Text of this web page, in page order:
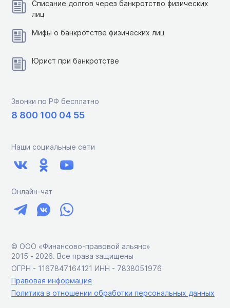
Списание долгов через банкротство физических
лиц
Мифы о банкротстве физических лиц
Юрист при банкротстве
Звонки по РФ бесплатно
8 800 100 04 55
Наши социальные сети
Онлайн-чат
© ООО «Финансово-правовой альянс»
2015 ‑ 2026. Все права защищены
ОГРН - 1167847164121 ИНН - 7838051976
Правовая информация
Политика в отношении обработки персональных данных